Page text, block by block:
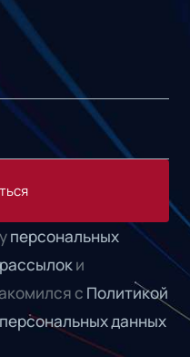
персональных
рассылоки
с Политикой
данных